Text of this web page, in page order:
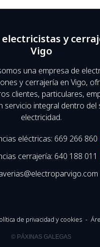
y
Vigo
una empresa de
y cerrajería en Vigo,
clientes, particulares,
servicio integral dentro del
electricidad.
eléctricas: 669 266 860
cerrajería: 640 188 011
de privacidad y cookies -
© PÁXINAS GALEGAS